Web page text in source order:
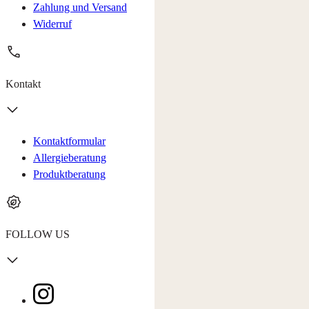
Zahlung und Versand
Widerruf
Kontakt
Kontaktformular
Allergieberatung
Produktberatung
FOLLOW US